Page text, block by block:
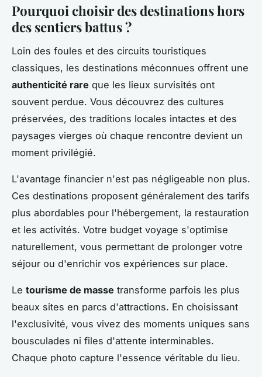
Pourquoi choisir des destinations hors
des sentiers battus ?
Loin des foules et des circuits touristiques
classiques, les destinations méconnues offrent une
authenticité rare que les lieux survisités ont
souvent perdue. Vous découvrez des cultures
préservées, des traditions locales intactes et des
paysages vierges où chaque rencontre devient un
moment privilégié.
L'avantage financier n'est pas négligeable non plus.
Ces destinations proposent généralement des tarifs
plus abordables pour l'hébergement, la restauration
et les activités. Votre budget voyage s'optimise
naturellement, vous permettant de prolonger votre
séjour ou d'enrichir vos expériences sur place.
Le tourisme de masse transforme parfois les plus
beaux sites en parcs d'attractions. En choisissant
l'exclusivité, vous vivez des moments uniques sans
bousculades ni files d'attente interminables.
Chaque photo capture l'essence véritable du lieu.